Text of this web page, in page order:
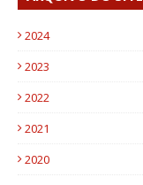
2024
2023
2022
2021
2020